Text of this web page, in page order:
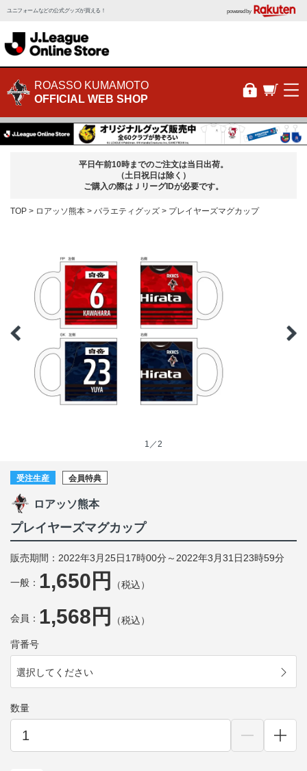
ユニフォームなどの公式グッズが買える！ powered by
ROASSO KUMAMOTO
OFFICIAL WEB SHOP
平日午前10時までのご注文は当日出荷。
（土日祝日は除く）
ご購入の際はＪリーグIDが必要です。
TOP ロアッソ熊本 バラエティグッズ プレイヤーズマグカップ
1／2
受注生産 会員特典
ロアッソ熊本
プレイヤーズマグカップ
販売期間：2022年3月25日17時00分～2022年3月31日23時59分
一般： 1,650円 （税込）
会員： 1,568円 （税込）
背番号
選択してください
数量